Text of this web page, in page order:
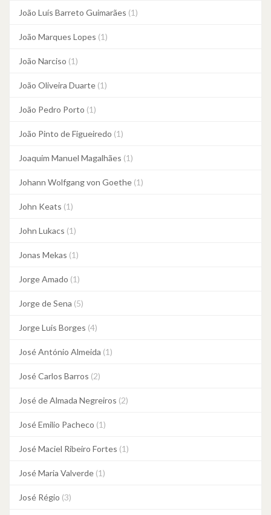
João Luís Barreto Guimarães (1)
João Marques Lopes (1)
João Narciso (1)
João Oliveira Duarte (1)
João Pedro Porto (1)
João Pinto de Figueiredo (1)
Joaquim Manuel Magalhães (1)
Johann Wolfgang von Goethe (1)
John Keats (1)
John Lukacs (1)
Jonas Mekas (1)
Jorge Amado (1)
Jorge de Sena (5)
Jorge Luis Borges (4)
José António Almeida (1)
José Carlos Barros (2)
José de Almada Negreiros (2)
José Emilio Pacheco (1)
José Maciel Ribeiro Fortes (1)
José Maria Valverde (1)
José Régio (3)